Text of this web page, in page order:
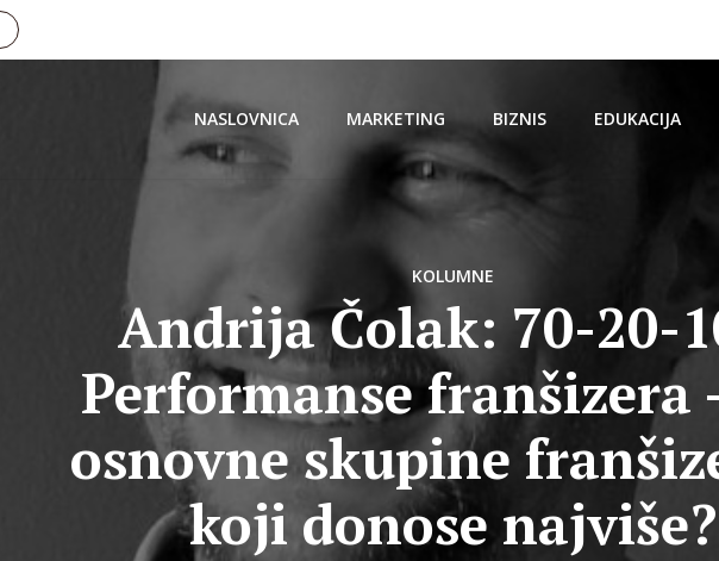
NASLOVNICA MARKETING BIZNIS EDUKACIJA
KOLUMNE
Andrija Čolak: 70-20-
Performanse franšizera
osnovne skupine
koji donose najviše?